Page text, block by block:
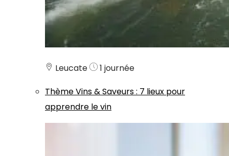
Leucate
1 journée
ThèmeVins & Saveurs: 7 lieux pour
apprendre le vin